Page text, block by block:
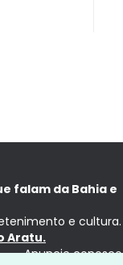
falam da Bahia e
e cultura.
Aratu.
Anuncie conosco